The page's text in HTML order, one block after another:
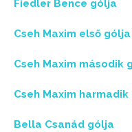
Fiedler Bence gólja
Cseh Maxim első gólja
Cseh Maxim második
Cseh Maxim
Bella Csanád gólja